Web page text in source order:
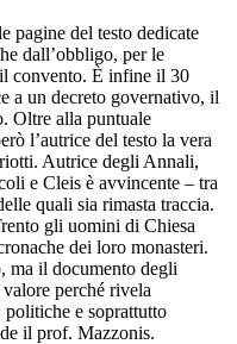
pagine del testo dedicate
dall’obbligo, per le
convento. È infine il 30
a un decreto governativo, il
Oltre alla puntuale
l’autrice del testo la vera
Autrice degli Annali,
e Cleis è avvincente – tra
quali sia rimasta traccia.
gli uomini di Chiesa
dei loro monasteri.
ma il documento degli
perché rivela
e soprattutto
il prof. Mazzonis.